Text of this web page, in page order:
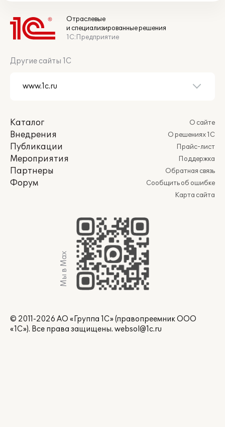
Отраслевые
и специализированные решения
1С:Предприятие
Другие сайты 1С
Каталог
Внедрения
Публикации
Мероприятия
Партнеры
Форум
О сайте
О решениях 1С
Прайс-лист
Поддержка
Обратная связь
Сообщить об ошибке
Карта сайта
Мы в Max
© 2011-2026 АО «Группа 1С» (правопреемник ООО
«1С»). Все права защищены. websol@1c.ru